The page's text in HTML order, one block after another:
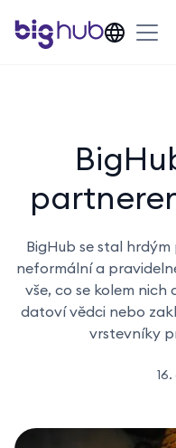
BigHub se stal
neformální a
vše, co se kolem
datoví vědci nebo
vrstevníky